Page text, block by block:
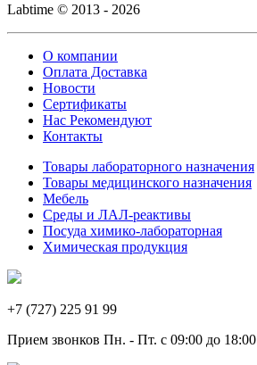
Labtime © 2013 - 2026
О компании
Оплата Доставка
Новости
Сертификаты
Нас Рекомендуют
Контакты
Товары лабораторного назначения
Товары медицинского назначения
Мебель
Среды и ЛАЛ-реактивы
Посуда химико-лабораторная
Химическая продукция
+7 (727) 225 91 99
Прием звонков Пн. - Пт. с 09:00 до 18:00